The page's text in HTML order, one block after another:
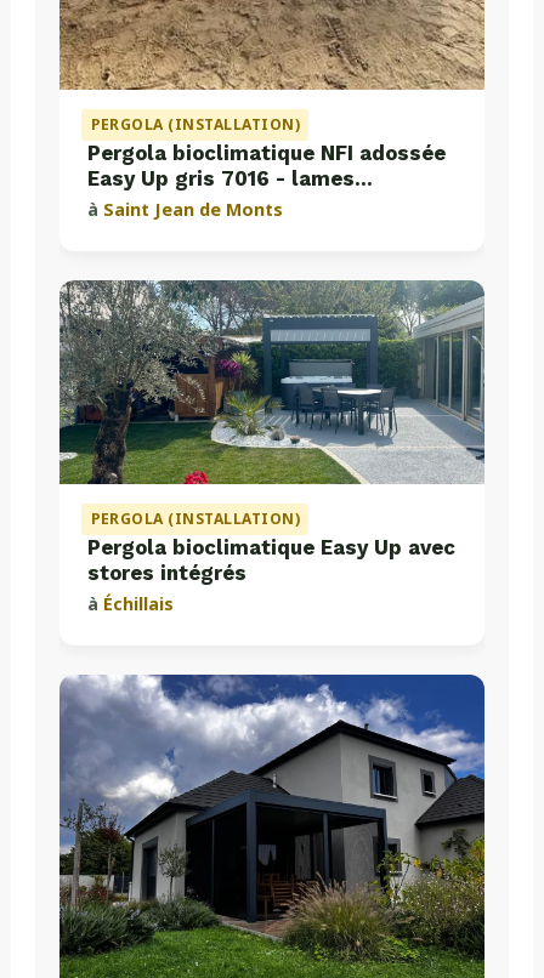
PERGOLA (INSTALLATION)
Pergola bioclimatique NFI adossée
Easy Up gris 7016 - lames
perpendiculaires
à Saint Jean de Monts
PERGOLA (INSTALLATION)
Pergola bioclimatique Easy Up avec
stores intégrés
à Échillais